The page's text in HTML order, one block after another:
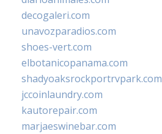
decogaleri.com
unavozparadios.com
shoes-vert.com
elbotanicopanama.com
shadyoaksrockportrvpark.com
jccoinlaundry.com
kautorepair.com
marjaeswinebar.com